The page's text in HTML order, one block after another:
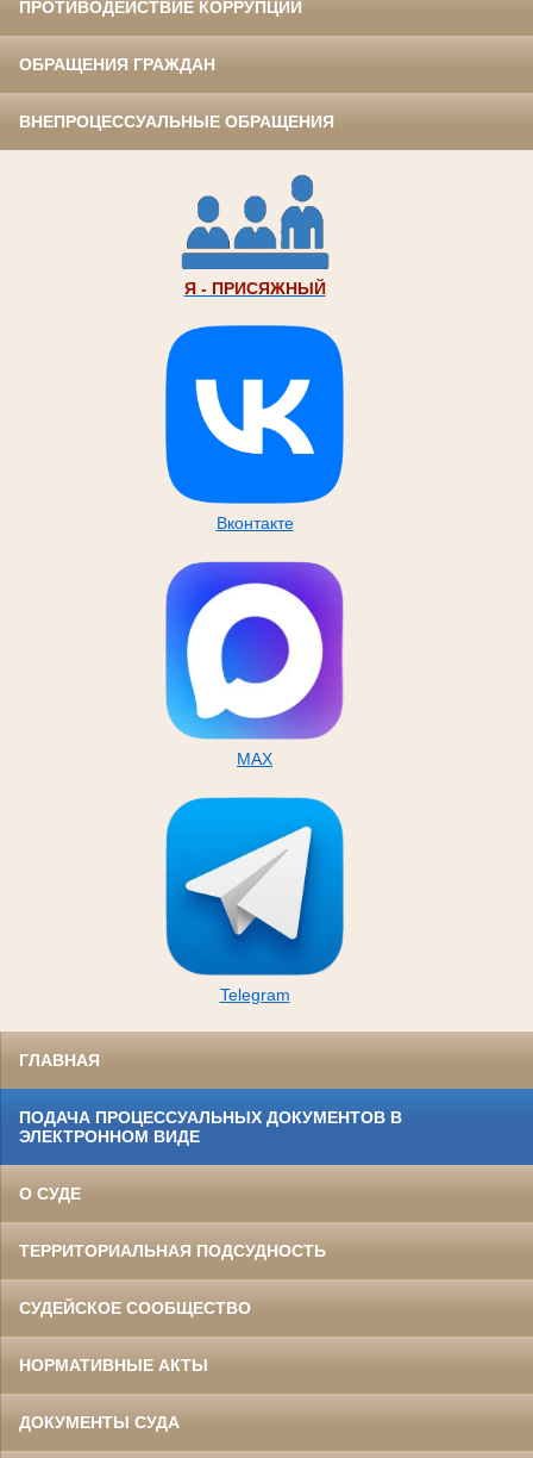
ПРОТИВОДЕЙСТВИЕ КОРРУПЦИИ
ОБРАЩЕНИЯ ГРАЖДАН
ВНЕПРОЦЕССУАЛЬНЫЕ ОБРАЩЕНИЯ
Я - ПРИСЯЖНЫЙ
Вконтакте
MAX
Telegram
ГЛАВНАЯ
ПОДАЧА ПРОЦЕССУАЛЬНЫХ ДОКУМЕНТОВ В
ЭЛЕКТРОННОМ ВИДЕ
О СУДЕ
ТЕРРИТОРИАЛЬНАЯ ПОДСУДНОСТЬ
СУДЕЙСКОЕ СООБЩЕСТВО
НОРМАТИВНЫЕ АКТЫ
ДОКУМЕНТЫ СУДА